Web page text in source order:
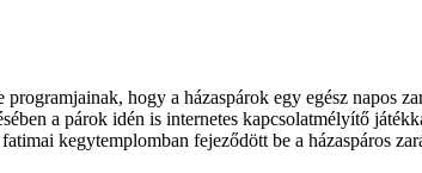
hogy a házaspárok egy egész napos
a párok idén is internetes kapcsolatmélyítő
kegytemplomban fejeződött be a házaspáros